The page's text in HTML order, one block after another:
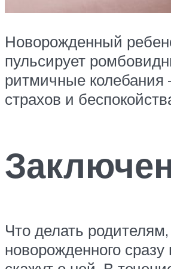
Новорожденный
пульсирует
ритмичные колебания
страхов и
Что делать
новорожденного